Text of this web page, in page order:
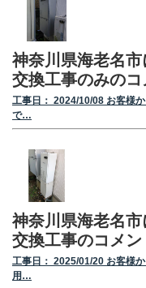
神奈川県海老名
交換工事のみのコ
工事日： 2024/10/08 お客様
で…
神奈川県海老名
交換工事のコメン
工事日： 2025/01/20 お客様
用…